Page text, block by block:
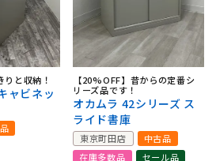
と収納！
ャビネッ
【20%OFF】昔からの定番シ
リーズ品です！
オカムラ 42シリーズ ス
ライド書庫
東京町田店
中古品
在庫多数品
セール品